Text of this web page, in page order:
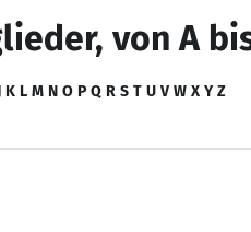
von A
K L M N O P Q R S T U V W X Y Z